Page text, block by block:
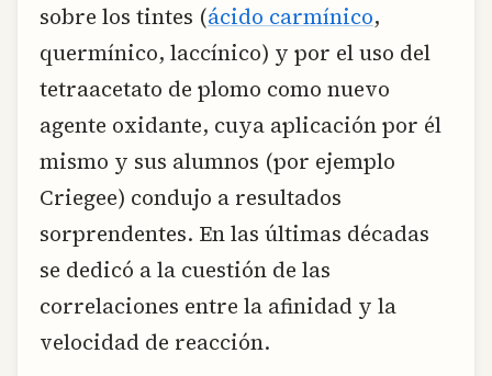
sobre los tintes (ácido carmínico,
quermínico, laccínico) y por el uso del
tetraacetato de plomo como nuevo
agente oxidante, cuya aplicación por él
mismo y sus alumnos (por ejemplo
Criegee) condujo a resultados
sorprendentes. En las últimas décadas
se dedicó a la cuestión de las
correlaciones entre la afinidad y la
velocidad de reacción.